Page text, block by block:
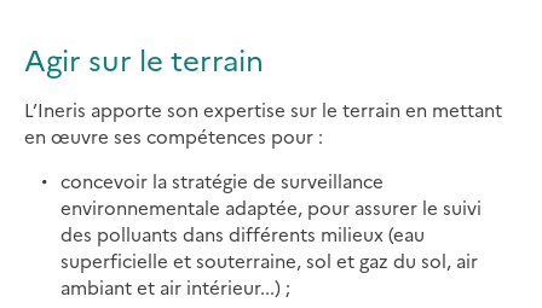
Agir sur le terrain
L’Ineris apporte son expertise sur le terrain en mettant
en œuvre ses compétences pour :
concevoir la stratégie de surveillance
environnementale adaptée, pour assurer le suivi
des polluants dans différents milieux (eau
superficielle et souterraine, sol et gaz du sol, air
ambiant et air intérieur...) ;